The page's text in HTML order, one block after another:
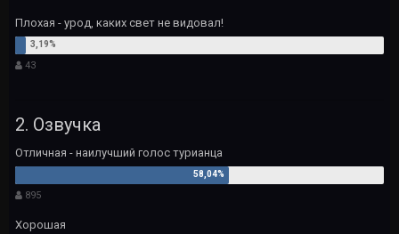
Плохая - урод, каких свет не видовал!
43
2. Озвучка
Отличная - наилучший голос турианца
895
Хорошая